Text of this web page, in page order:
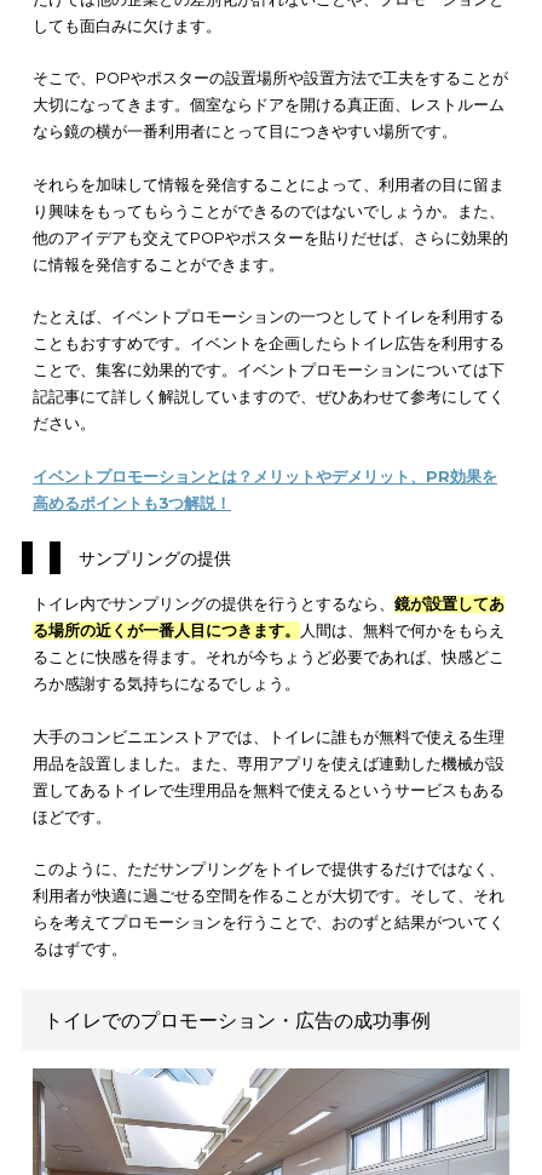
かなり斬新なアイデアとして、トイレットペーパーに広告デザ
を印刷した企業があります。もちろん、使用しても色移りなど
ない特殊な技法
るのです。
は、トイレットペーパーに広告を印刷したり鏡に広告を貼った
レットペーパーはノベルティや景品でも使われることが多く、
レットペーパーに直接印刷するというインパクトを利用してマ
ティングをする企業が増えてきたのです。
トイレットペーパーは、水に流して終わりというイメージがあ
す。しかし、 後には残らないけれど、記憶には残るプロモーシ
としては、かなり有益です。少しコストはかかりますが、即効
あるアイデアとはいえます。
POPやポスターの設置
POPやポスターは、一番簡単にプロモーションできる手段のひ
です。低コストで気軽に貼る
しても面白みに欠けます。
そこで、POPやポスターの設置場所や設置方法で工夫をするこ
大切になってきます。
個室ならドアを開ける真正面、レストル
なら鏡の横が一番利用者にとって目につきやすい場所です。